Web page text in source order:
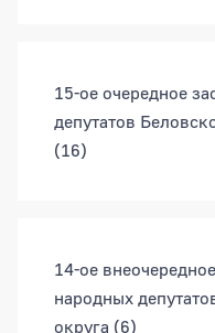
15-ое очередное
депутатов
(16)
14-ое
народных
округа (6)